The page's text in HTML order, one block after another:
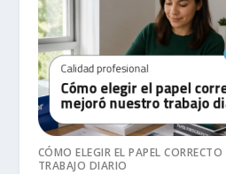
CÓMO ELEGIR EL PAPEL
TRABAJO DIARIO